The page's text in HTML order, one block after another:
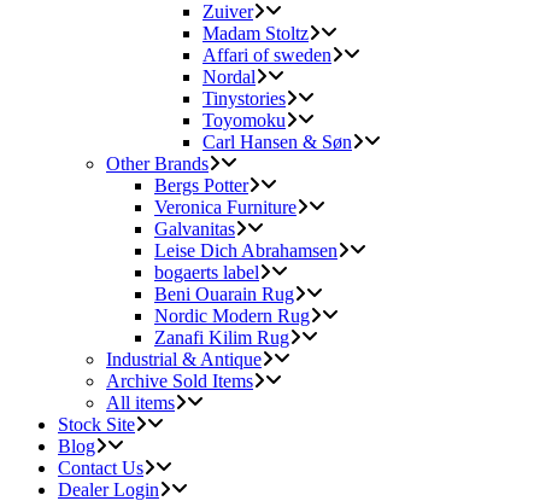
Zuiver
Madam Stoltz
Affari of sweden
Nordal
Tinystories
Toyomoku
Carl Hansen & Søn
Other Brands
Bergs Potter
Veronica Furniture
Galvanitas
Leise Dich Abrahamsen
bogaerts label
Beni Ouarain Rug
Nordic Modern Rug
Zanafi Kilim Rug
Industrial & Antique
Archive Sold Items
All items
Stock Site
Blog
Contact Us
Dealer Login